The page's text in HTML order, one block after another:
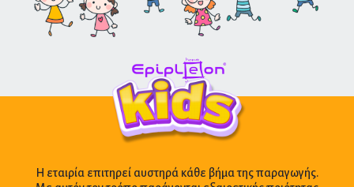
Η εταιρία επιτηρεί αυστηρά κάθε βήμα της παραγωγής.